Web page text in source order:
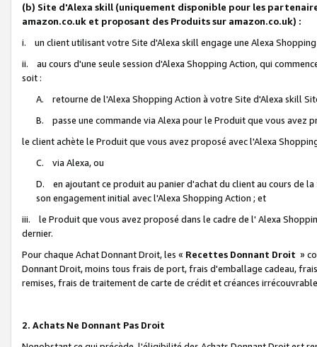
(b) Site d'Alexa skill (uniquement disponible pour les
amazon.co.uk et proposant des Produits sur amazon.co.uk) :
i. un client utilisant votre Site d'Alexa skill engage une Alexa
ii. au cours d'une seule session d'Alexa Shopping Action, qui
soit :
A. retourne de l'Alexa Shopping Action à votre Site d'Alexa skill
B. passe une commande via Alexa pour le Produit que vous avez
le client achète le Produit que vous avez proposé avec l'Alexa
C. via Alexa, ou
D. en ajoutant ce produit au panier d'achat du client au cours de
son engagement initial avec l'Alexa Shopping Action ; et
iii. le Produit que vous avez proposé dans le cadre de l' Alexa
dernier.
Pour chaque Achat Donnant Droit, les « Recettes Donnant Droit »
Donnant Droit, moins tous frais de port, frais d'emballage cadeau,
remises, frais de traitement de carte de crédit et créances
2. Achats Ne Donnant Pas Droit